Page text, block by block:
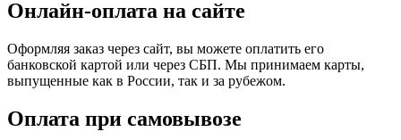
Онлайн-оплата на сайте
Оформляя заказ через сайт, вы можете оплатить его
банковской картой или через СБП. Мы принимаем карты,
выпущенные как в России, так и за рубежом.
Оплата при самовывозе